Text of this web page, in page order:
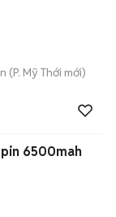
(P. Mỹ Thới mới)
6500mah